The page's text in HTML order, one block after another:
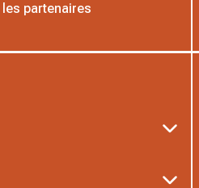
partenaires